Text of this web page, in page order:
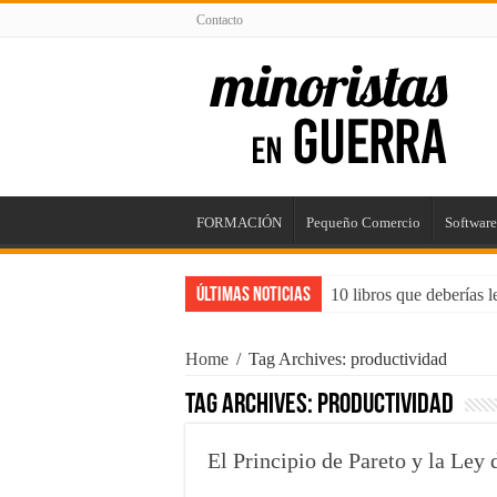
Contacto
FORMACIÓN Pequeño Comercio Software
Últimas Noticias
10 libros que deberías
Impacta con tu
Consejos para
Home / Tag Archives: productividad
Tag Archives: productividad
El Principio de Pareto y la Ley